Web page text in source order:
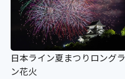
日本ライン夏まつりロングラ
ン花火